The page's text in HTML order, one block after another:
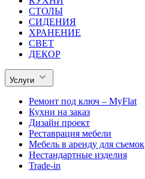
СТОЛЫ
СИДЕНИЯ
ХРАНЕНИЕ
СВЕТ
ДЕКОР
Услуги
Ремонт под ключ – MyFlat
Кухни на заказ
Дизайн проект
Реставрация мебели
Мебель в аренду для съемок
Нестандартные изделия
Trade-in